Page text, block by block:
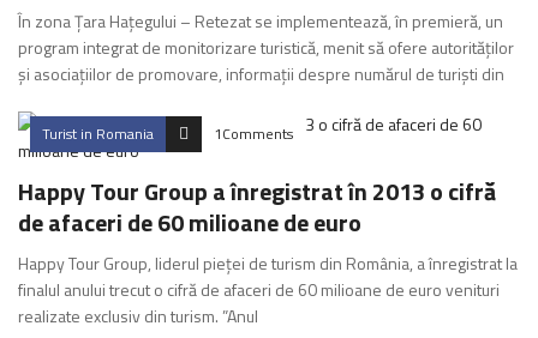
În zona Țara Hațegului – Retezat se implementează, în premieră, un
program integrat de monitorizare turistică, menit să ofere autorităților
și asociațiilor de promovare, informații despre numărul de turiști din
Turist in Romania 1Comments
Happy Tour Group a înregistrat în 2013 o cifră
de afaceri de 60 milioane de euro
Happy Tour Group, liderul pieței de turism din România, a înregistrat la
finalul anului trecut o cifră de afaceri de 60 milioane de euro venituri
realizate exclusiv din turism. ”Anul